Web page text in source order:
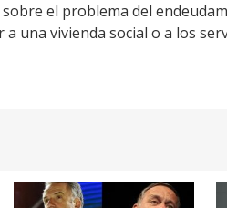
el problema del
una vivienda social o a los